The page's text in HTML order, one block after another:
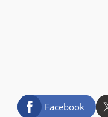
Facebook